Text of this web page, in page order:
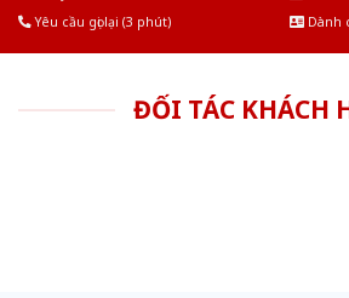
Yêu cầu gọi lại (3 phút)
Dành
ĐỐI TÁC KHÁCH